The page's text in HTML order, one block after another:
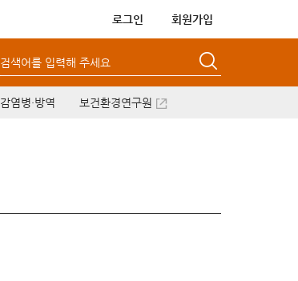
로그인 회원가입
검색어를 입력해 주세요
감염병·방역 보건환경연구원